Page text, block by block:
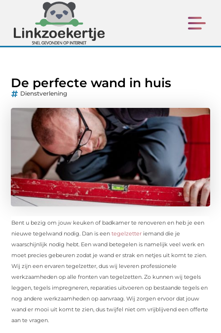
De perfecte wand in huis
Dienstverlening
Bent u bezig om jouw keuken of badkamer te renoveren en heb je een
nieuwe tegelwand nodig. Dan is eentegelzetter iemand die je
waarschijnlijk nodig hebt. Een wand betegelen is namelijk veel werk en
moet precies gebeuren zodat je wand er strak en netjes uit komt te zien.
Wij zijn een ervaren tegelzetter, dus wij leveren professionele
werkzaamheden op alle fronten van tegelzetten. Zo kunnen wij tegels
leggen, tegels impregneren, reparaties uitvoeren op bestaande tegels en
nog andere werkzaamheden op aanvraag. Wij zorgen ervoor dat jouw
wand er mooi uit komt te zien, dus twijfel niet om vrijblijvend een offerte
aan te vragen.